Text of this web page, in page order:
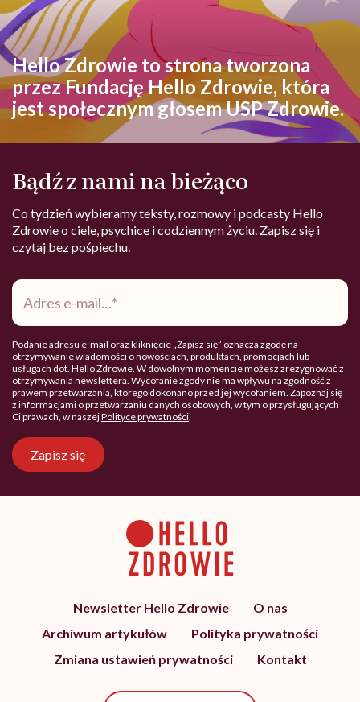
Hello Zdrowie to strona tworzona
przez Fundację Hello Zdrowie, która
jest społecznym głosem USP Zdrowie.
Bądź z nami na bieżąco
Co tydzień wybieramy teksty, rozmowy i podcasty Hello
Zdrowie o ciele, psychice i codziennym życiu. Zapisz się i
czytaj bez pośpiechu.
Adres
mail*
Podanie adresu e-mail oraz kliknięcie „Zapisz się” oznacza zgodę na
otrzymywanie wiadomości o nowościach, produktach, promocjach lub
usługach dot. Hello Zdrowie. W dowolnym momencie możesz zrezygnować z
otrzymywania newslettera. Wycofanie zgody nie ma wpływu na zgodność z
prawem przetwarzania, którego dokonano przed jej wycofaniem. Zapoznaj się
z informacjami o przetwarzaniu danych osobowych, w tym o przysługujących
Ci prawach, w naszejPolityce prywatności.
Zapisz się
Newsletter Hello Zdrowie
O nas
Archiwum artykułów
Polityka prywatności
Zmiana ustawień prywatności
Kontakt